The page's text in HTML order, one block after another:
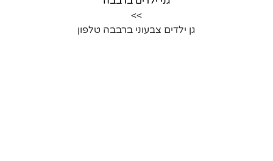
>>
גן ילדים צבעוני ברבבה טלפון